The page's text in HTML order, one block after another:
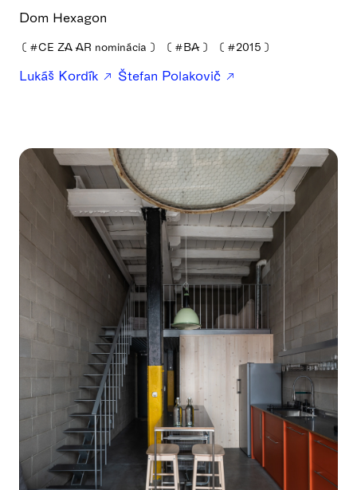
Dom Hexagon
❪ #CE ZA AR nominácia ❫ ❪ #BA ❫ ❪ #2015 ❫
Lukáš Kordík Štefan Polakovič